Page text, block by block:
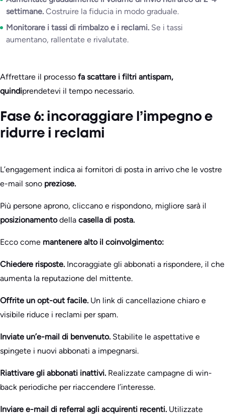
settimane. Costruire la fiducia in modo graduale.
Monitorare i tassi di rimbalzo e i reclami. Se i tassi
aumentano, rallentate e rivalutate.
Affrettare il processo fa scattare i filtri antispam,
quindiprendetevi il tempo necessario.
Fase 6: incoraggiare l’impegno e
ridurre i reclami
L’engagement indica ai fornitori di posta in arrivo che le vostre
e-mail sono preziose.
Più persone aprono, cliccano e rispondono, migliore sarà il
posizionamentodella casella di posta.
Ecco come mantenere alto il coinvolgimento:
Chiedere risposte. Incoraggiate gli abbonati a rispondere, il che
aumenta la reputazione del mittente.
Offrite un opt-out facile. Un link di cancellazione chiaro e
visibile riduce i reclami per spam.
Inviate un’e-mail di benvenuto. Stabilite le aspettative e
spingete i nuovi abbonati a impegnarsi.
Riattivare gli abbonati inattivi. Realizzate campagne di win-
back periodiche per riaccendere l’interesse.
Inviare e-mail di referral agli acquirenti recenti. Utilizzate